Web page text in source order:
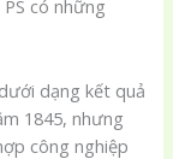
có những
dạng kết quả
1845, nhưng
công nghiệp